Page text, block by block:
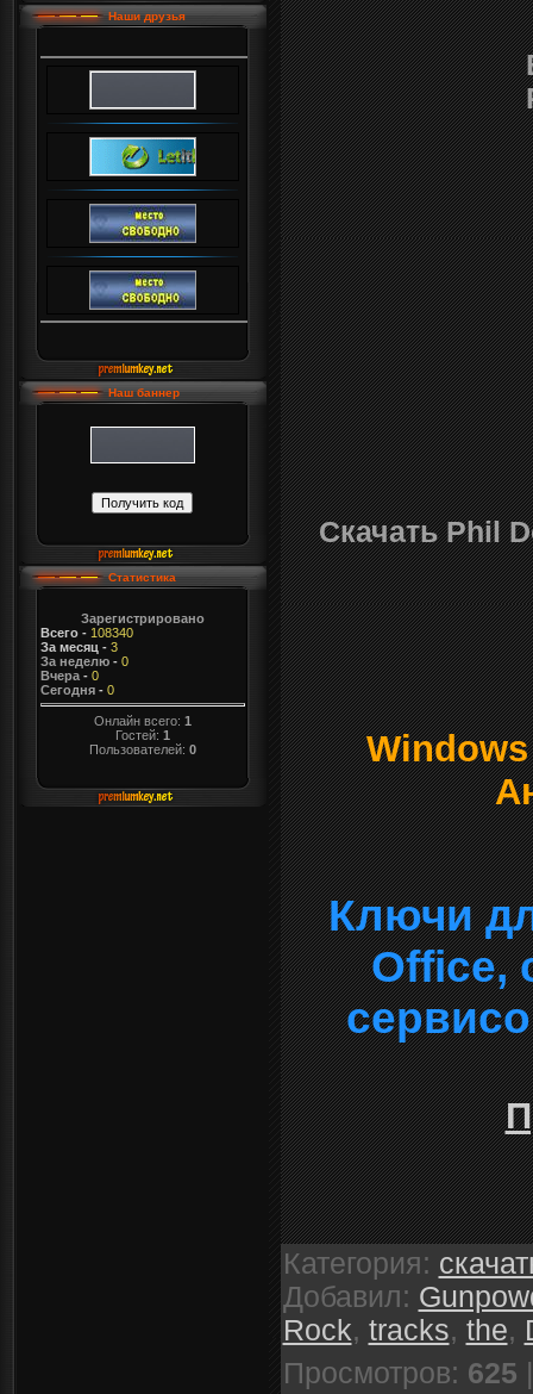
Наши друзья
Наш баннер
Статистика
Зарегистрировано
Всего- 108340
За месяц - 3
За неделю- 0
Вчера- 0
Сегодня- 0
Онлайн всего: 1
Гостей: 1
Пользователей: 0
Скачать Phil
Windows
Ключи
Office,
Категория:
Добавил:
Rock, tracks, the,
Просмотров: 625